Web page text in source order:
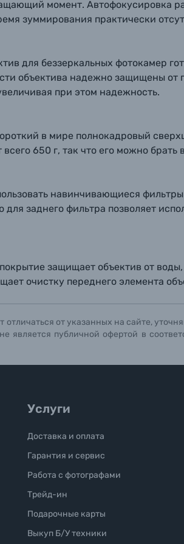
товары)
момент. Автофокусировка
зуммирования практически
для беззеркальных фотокамер
объектива надежно защищены от
при этом надежность.
в мире полнокадровый
650 г, так что его можно брать
навинчивающиеся
заднего фильтра позволяет
защищает объектив от
очистку переднего элемента
отличаться от указанных на сайте,
является публичной офертой в
Услуги
Доставка и оплата
Гарантия и сервис
Работа с фотографами
Трейд-ин
Подарочные карты
Выкуп Б/У техники